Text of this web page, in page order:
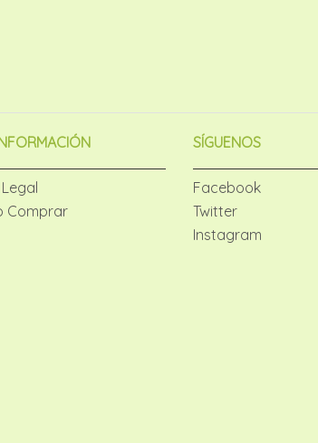
Comprar
SÍGUENOS
Facebook
Twitter
Instagram